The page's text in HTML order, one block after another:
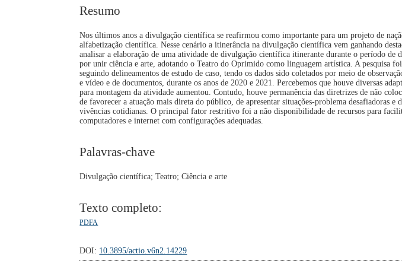
Resumo
Nos últimos anos a divulgação científica se reafirmou como importante para um projeto de
alfabetização científica. Nesse cenário a itinerância na divulgação científica vem ganhando
analisar a elaboração de uma atividade de divulgação científica itinerante durante o período de
por unir ciência e arte, adotando o Teatro do Oprimido como linguagem artística. A pesquisa
seguindo delineamentos de estudo de caso, tendo os dados sido coletados por meio de
e vídeo e de documentos, durante os anos de 2020 e 2021. Percebemos que houve diversas
para montagem da atividade aumentou. Contudo, houve permanência das diretrizes de não
de favorecer a atuação mais direta do público, de apresentar situações-problema desafiadoras
vivências cotidianas. O principal fator restritivo foi a não disponibilidade de recursos para
computadores e internet com configurações adequadas.
Palavras-chave
Divulgação científica; Teatro; Ciência e arte
Texto completo:
PDFA
DOI: 10.3895/actio.v6n2.14229